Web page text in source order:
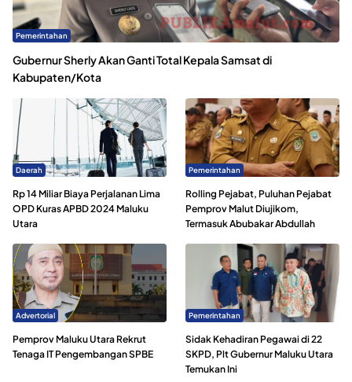
Pemerintahan
Gubernur Sherly Akan Ganti Total Kepala Samsat di
Kabupaten/Kota
Daerah
Rp 14 Miliar Biaya Perjalanan Lima
OPD Kuras APBD 2024 Maluku
Utara
Pemerintahan
Rolling Pejabat, Puluhan Pejabat
Pemprov Malut Diujikom,
Termasuk Abubakar Abdullah
Advertorial
Pemprov Maluku Utara Rekrut
Tenaga IT Pengembangan SPBE
Pemerintahan
Sidak Kehadiran Pegawai di 22
SKPD, Plt Gubernur Maluku Utara
Temukan Ini